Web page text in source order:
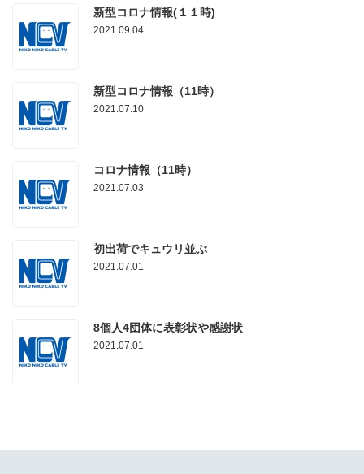
新型コロナ情報(１１時)
2021.09.04
新型コロナ情報（11時）
2021.07.10
コロナ情報（11時）
2021.07.03
初出荷でキュウリ並ぶ
2021.07.01
8個人4団体に表彰状や感謝状
2021.07.01